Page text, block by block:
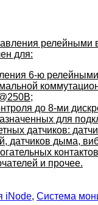
релейными
для:
6-ю
до 8-ми
для
датчиков:
датчиков дыма,
и прочее.
iNode, Система